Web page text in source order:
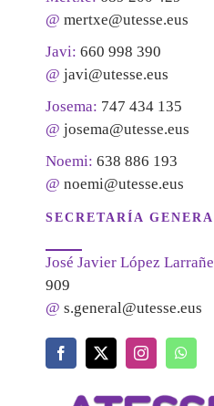
@ mertxe@utesse.eus
Javi: 660 998 390
@ javi@utesse.eus
Josema: 747 434 135
@ josema@utesse.eus
Noemi: 638 886 193
@ noemi@utesse.eus
SECRETARÍA
José Javier López
909
@ s.general@utesse.eus